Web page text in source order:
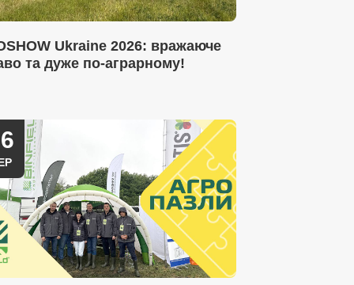
Ukraine 2026: вражаюче
та дуже по-аграрному!